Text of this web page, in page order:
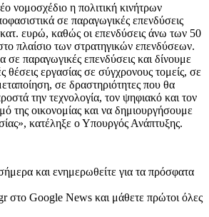
νομοσχέδιο η πολιτική κινήτρων
σε παραγωγικές επενδύσεις
ευρώ, καθώς οι επενδύσεις άνω των 50
πλαίσιο των στρατηγικών επενδύσεων.
σε παραγωγικές επενδύσεις και δίνουμε
θέσεις εργασίας σε σύγχρονους τομείς, σε
σε δραστηριότητες που θα
την τεχνολογία, τον ψηφιακό και τον
της οικονομίας και να δημιουργήσουμε
κατέληξε ο Υπουργός Ανάπτυξης.
και ενημερωθείτε για τα πρόσφατα
στο Google News και μάθετε πρώτοι όλες